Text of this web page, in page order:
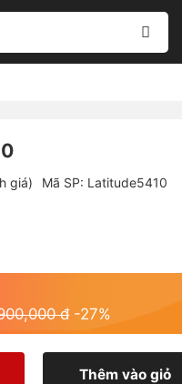
giá)
Mã SP: Latitude5410
đ -27%
Thêm vào giỏ